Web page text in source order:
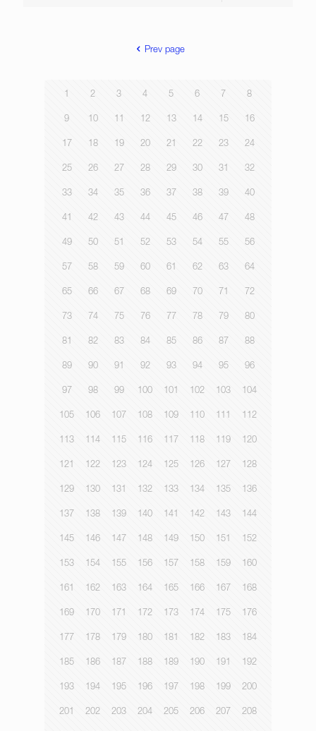
Prev page
1 2 3 4 5 6 7 8
9 10 11 12 13 14 15 16
17 18 19 20 21 22 23 24
25 26 27 28 29 30 31 32
33 34 35 36 37 38 39 40
41 42 43 44 45 46 47 48
49 50 51 52 53 54 55 56
57 58 59 60 61 62 63 64
65 66 67 68 69 70 71 72
73 74 75 76 77 78 79 80
81 82 83 84 85 86 87 88
89 90 91 92 93 94 95 96
97 98 99 100 101 102 103 104
105 106 107 108 109 110 111 112
113 114 115 116 117 118 119 120
121 122 123 124 125 126 127 128
129 130 131 132 133 134 135 136
137 138 139 140 141 142 143 144
145 146 147 148 149 150 151 152
153 154 155 156 157 158 159 160
161 162 163 164 165 166 167 168
169 170 171 172 173 174 175 176
177 178 179 180 181 182 183 184
185 186 187 188 189 190 191 192
193 194 195 196 197 198 199 200
201 202 203 204 205 206 207 208